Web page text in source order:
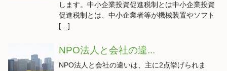
します。中小企業投資促進税制とは中小企業投資
促進税制とは、中小企業者等が機械装置やソフト
[…]
NPO法人と会社の違...
NPO法人と会社の違いは、主に2点挙げられま